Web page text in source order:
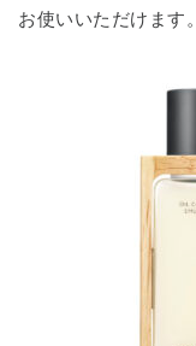
お使いいただけます。